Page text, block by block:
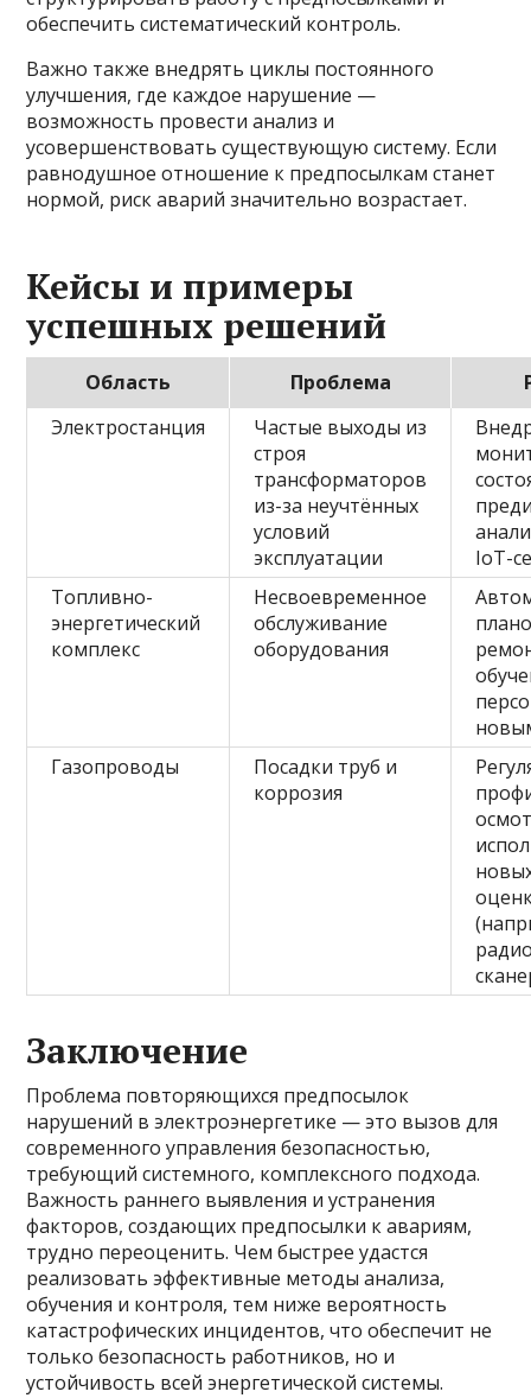
обеспечить систематический контроль.
Важно также внедрять циклы постоянного
улучшения, где каждое нарушение —
возможность провести анализ и
усовершенствовать существующую систему. Если
равнодушное отношение к предпосылкам станет
нормой, риск аварий значительно возрастает.
Кейсы и примеры
успешных решений
Область Проблема
Электростанция
Частые выходы из
строя
трансформаторов
из-за неучтённых
условий
эксплуатации
IoT-
Топливно-
энергетический
комплекс
Несвоевременное
обслуживание
оборудования
Газопроводы
Посадки труб и
коррозия
Заключение
Проблема повторяющихся предпосылок
нарушений в электроэнергетике — это вызов для
современного управления безопасностью,
требующий системного, комплексного подхода.
Важность раннего выявления и устранения
факторов, создающих предпосылки к авариям,
трудно переоценить. Чем быстрее удастся
реализовать эффективные методы анализа,
обучения и контроля, тем ниже вероятность
катастрофических инцидентов, что обеспечит не
только безопасность работников, но и
устойчивость всей энергетической системы.